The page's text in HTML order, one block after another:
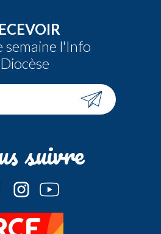
semaine l'Info
Diocèse
suivre